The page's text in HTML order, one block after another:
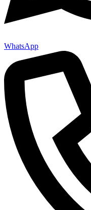
WhatsApp